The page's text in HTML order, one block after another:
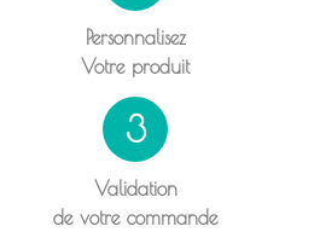
Personnalisez
Votre produit
3
Validation
de votre commande